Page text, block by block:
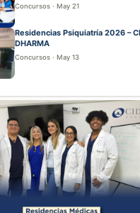
Concursos · May 21
Residencias Psiquiatría 2026 –
DHARMA
Concursos · May 13